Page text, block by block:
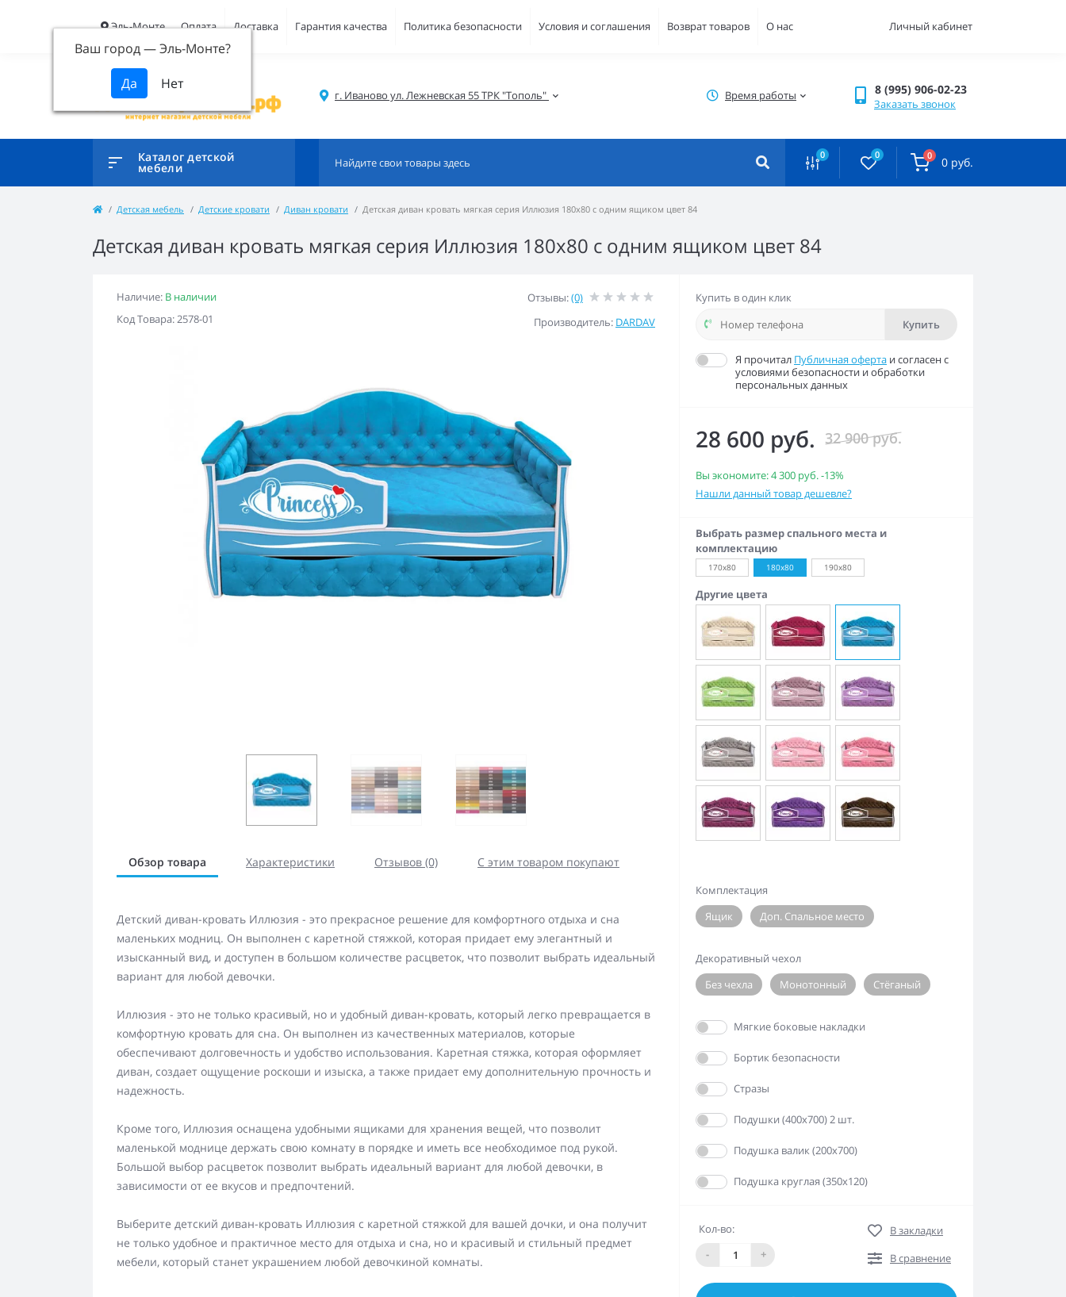
Эль-Монте
Ваш город —Эль-Монте?
Оплата Доставка Гарантия качества Политика безопасности Условия и соглашения Возврат товаров О нас Личный кабинет
г. Иваново ул. Лежневская 55 ТРК "Тополь" Время работы 8 (995) 906-02-23
Заказать звонок
Каталог детской
мебели
0 0 0 0 руб.
Детская мебель Детские кровати Диван кровати Детская диван кровать мягкая серия Иллюзия 180x80 с одним ящиком цвет 84
Детская диван кровать мягкая серия Иллюзия 180x80 с одним ящиком цвет 84
Наличие: В наличии
Код Товара: 2578-01
Отзывы:(0)
Производитель: DARDAV
Обзор товара Характеристики Отзывов (0) С этим товаром покупают
Детский диван-кровать Иллюзия - это прекрасное решение для комфортного отдыха и сна
маленьких модниц. Он выполнен с каретной стяжкой, которая придает ему элегантный и
изысканный вид, и доступен в большом количестве расцветок, что позволит выбрать идеальный
вариант для любой девочки.
Иллюзия - это не только красивый, но и удобный диван-кровать, который легко превращается в
комфортную кровать для сна. Он выполнен из качественных материалов, которые
обеспечивают долговечность и удобство использования. Каретная стяжка, которая оформляет
диван, создает ощущение роскоши и изыска, а также придает ему дополнительную прочность и
надежность.
Кроме того, Иллюзия оснащена удобными ящиками для хранения вещей, что позволит
маленькой моднице держать свою комнату в порядке и иметь все необходимое под рукой.
Большой выбор расцветок позволит выбрать идеальный вариант для любой девочки, в
зависимости от ее вкусов и предпочтений.
Выберите детский диван-кровать Иллюзия с каретной стяжкой для вашей дочки, и она получит
не только удобное и практичное место для отдыха и сна, но и красивый и стильный предмет
мебели, который станет украшением любой девочкиной комнаты.
Купить в один клик
Купить
Я прочитал Публичная оферта и согласен с
условиями безопасности и обработки
персональных данных
28 600 руб. 32 900 руб.
Вы экономите:4 300 руб.-13%
Нашли данный товар дешевле?
Выбрать размер спального места и
комплектацию
170x80 180х80 190х80
Другие цвета
Комплектация
Ящик
Доп. Спальное место
Декоративный чехол
Без чехла
Монотонный Стёганый
Мягкие боковые накладки
Да
Бортик безопасности
Да
Стразы
Да
Подушки (400х700) 2 шт.
Да
Подушка валик (200х700)
Да
Подушка круглая (350х120)
Да
Кол-во:
-
+
В закладки
В сравнение